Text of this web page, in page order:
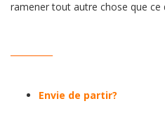
ramener tout autre chose que ce
Envie de partir?